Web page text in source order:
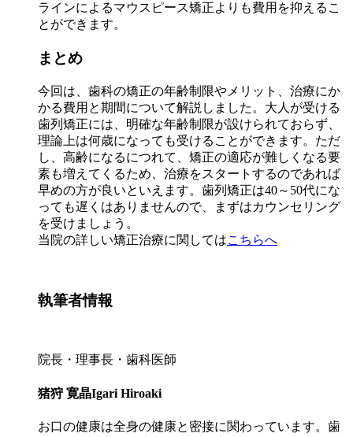
ラインによるマウスピース矯正よりも費用を抑えるこ
とができます。
まとめ
今回は、歯科の矯正の年齢制限やメリット、治療にか
かる費用と期間について解説しました。大人が受ける
歯列矯正には、明確な年齢制限が設けられておらず、
理論上は何歳になっても受けることができます。ただ
し、高齢になるにつれて、矯正の適応が難しくなる要
素も増えてくるため、治療をスタートするのであれば
早めの方が良いといえます。歯列矯正は40～50代にな
っても遅くはありませんので、まずはカウンセリング
を受けましょう。
当院の詳しい矯正治療に関してはこちらへ
執筆者情報
院長・理事長・歯科医師
猪狩 寛晶Igari Hiroaki
お口の健康は全身の健康と密接に関わっています。歯